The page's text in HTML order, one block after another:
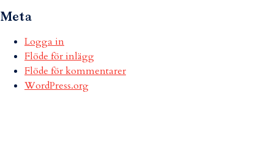
Meta
Logga in
Flöde för inlägg
Flöde för kommentarer
WordPress.org